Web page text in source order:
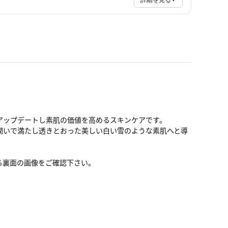
プデートし素肌の価値を高めるスキンケアです。
で満たし透きとおった美しい白い雪のような素肌へと導
面の画像をご確認下さい。